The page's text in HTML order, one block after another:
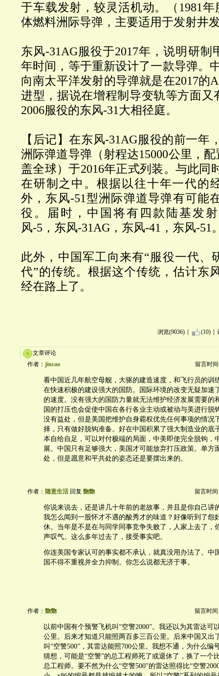
于车载发射，较灵活机动。（1981
体燃料洲际导弹，主要适用于发射井
东风-31AG服役于2017年，说明研制
年时间，等于重新设计了一款导弹。
向南太平洋发射的导弹就是在2017的
进型，据说在增程制导变轨等方面又
2006服役的东风-31大相径庭。
【后记】在东风-31AG服役的前一年
洲际弹道导弹（射程达15000公里，
盖全球）于2016年正式列装。与此同
在研制之中。根据以往十年一代的
外，东风-51型洲际弹道导弹有可能
役。届时，中国将有四款陆基发
风-5，东风-31AG，东风-41，东风-51
此外，中国军工向来有“服役一代、
代”的传统。根据这个传统，估计东
经在路上了。
浏览(9036) (10)
文章评论
作者： jincao 留言时间
看中国近几年航空母舰，大驱的建造速度，和飞行员的训
在快速积极的建设强大的国防。国际环境的改变无疑加速
的速度。没有强大的国防力量就无法维护经济发展需要的
国的打压也会促使中国在各行各业主动或被动与美进行脱
没有益处，但是美国把维护自身霸权优先任何事项的情况
择，只有做好脱钩准备。好在中国积累了强大制造业的底
本自给自足，可以对付极端的局面，中美即使完全脱钩，
展。中国只有足够强大，美国才可能放弃打压政策。单方
处，但是愿意和平共处的姿态还是要摆出来的。
作者： 随意生活 回复 覅覅 留言时间
你说来说去，还是讲几十年前的老故事，并且是你自己讲
我怎么闻到一股怀才不遇的酸秀才的味道？好像听到了怨
休。当年是不是在与同学同事竞争失败了，人家上去了，
声叹气。这么多年过去了，接受事实吧。
你连美国专家认可的事实都不承认，就真没用办法了。中
国不得不重视并全力抑制。你怎么说都无济于事。
作者： 覅覅 留言时间
以前中国有个预警飞机叫“空警2000”。我还以为其雷达可
公里。后来才知道只能照两百多三百公里。后来中国又出
叫“空警500”，其雷达能照700公里。我想不通，为什么编
猜想，可能是“空警”的总工程师死了或退休了，换了一个
总工程师。要不然为什么“空警500”的雷达照得比“空警